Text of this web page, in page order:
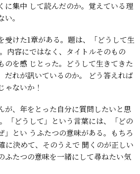
に集中 して読んだのか。覚えている理
。
受けた1章がある。題は、「どうして生
内容にではなく、タイトルそのもの
のを感 じとった。どうして生きてきた
れが訊いているのか。
どう答えれば
ゃないか！
が、年をとった自分に質問したいと思
「どうして」という言葉には、「どの
」とい うふたつの意味がある。もちろ
に決めて、そのうえで 聞くのが正しい
ふたつの意味を一緒にして尋ねたい気